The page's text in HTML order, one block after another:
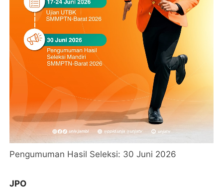
Pengumuman Hasil Seleksi: 30 Juni 2026
JPO